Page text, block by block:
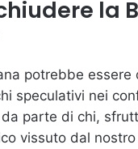
la
potrebbe essere
speculativi nei
parte di chi,
vissuto dal nostro